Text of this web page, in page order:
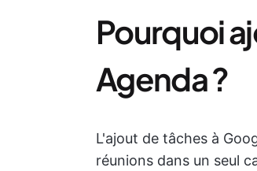
Pourquoi
Agenda ?
L'ajout de tâches à
réunions dans un seul